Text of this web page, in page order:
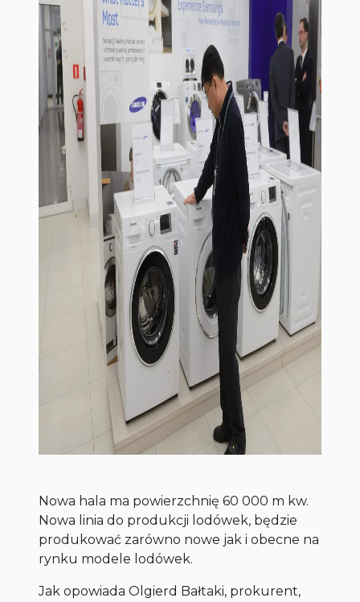
Nowa hala ma powierzchnię 60 000 m kw.
Nowa linia do produkcji lodówek, będzie
produkować zarówno nowe jak i obecne na
rynku modele lodówek.
Jak opowiada Olgierd Bałtaki, prokurent,